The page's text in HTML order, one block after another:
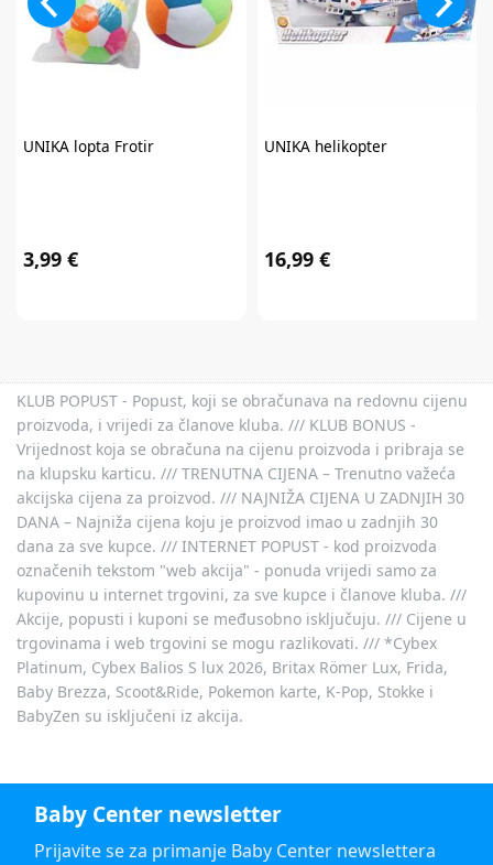
UNIKAlopta Frotir
3,99 €
UNIKAhelikopter
16,99 €
KLUB POPUST - Popust, koji se obračunava na redovnu cijenu
proizvoda, i vrijedi za članove kluba. /// KLUB BONUS -
Vrijednost koja se obračuna na cijenu proizvoda i pribraja se
na klupsku karticu. /// TRENUTNA CIJENA – Trenutno važeća
akcijska cijena za proizvod. /// NAJNIŽA CIJENA U ZADNJIH 30
DANA – Najniža cijena koju je proizvod imao u zadnjih 30
dana za sve kupce. /// INTERNET POPUST - kod proizvoda
označenih tekstom "web akcija" - ponuda vrijedi samo za
kupovinu u internet trgovini, za sve kupce i članove kluba. ///
Akcije, popusti i kuponi se međusobno isključuju. /// Cijene u
trgovinama i web trgovini se mogu razlikovati. /// *Cybex
Platinum, Cybex Balios S lux 2026, Britax Römer Lux, Frida,
Baby Brezza, Scoot&Ride, Pokemon karte, K-Pop, Stokke i
BabyZen su isključeni iz akcija.
Baby Center newsletter
Prijavite se za primanje Baby Center newslettera